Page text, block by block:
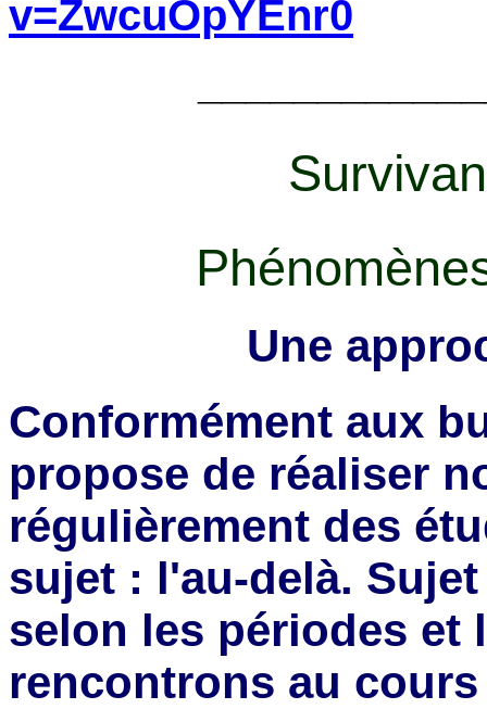
v=ZwcuOpYEnr0
Une
Conformément aux
propose de réaliser
régulièrement des
sujet : l'au-delà.
selon les périodes et
rencontrons au